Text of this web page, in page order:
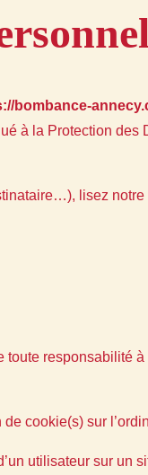
bombance-
à la Protection des
lisez notre
responsabilité
cookie(s) sur
utilisateur sur un